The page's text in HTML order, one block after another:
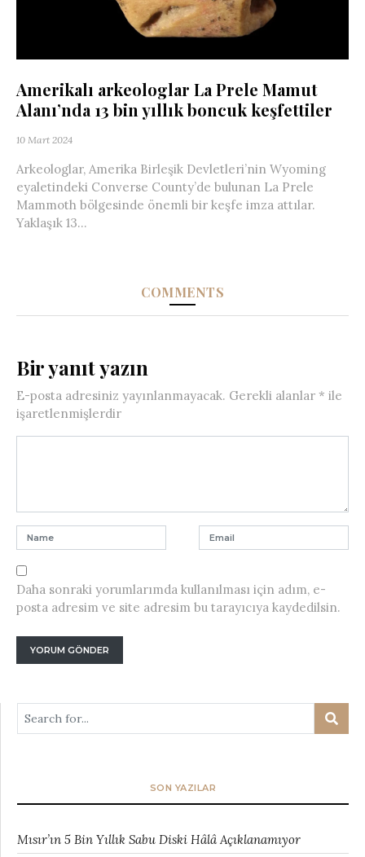
Amerikalı arkeologlar La Prele Mamut
Alanı’nda 13 bin yıllık boncuk keşfettiler
10 Mart 2024
Arkeologlar, Amerika Birleşik Devletleri’nin Wyoming
eyaletindeki Converse County’de bulunan La Prele
Mammoth bölgesinde önemli bir keşfe imza attılar.
Yaklaşık 13...
COMMENTS
Bir yanıt yazın
E-posta adresiniz yayınlanmayacak. Gerekli alanlar * ile
işaretlenmişlerdir
Daha sonraki yorumlarımda kullanılması için adım, e-
posta adresim ve site adresim bu tarayıcıya kaydedilsin.
SON YAZILAR
Mısır’ın 5 Bin Yıllık Sabu Diski Hâlâ Açıklanamıyor